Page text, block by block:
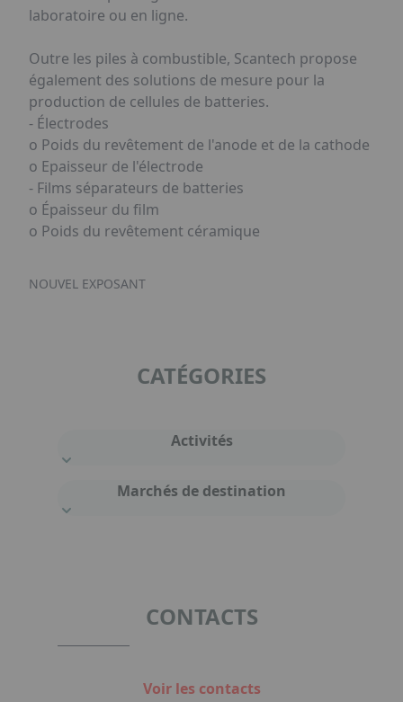
laboratoire ou en ligne.
Outre les piles à combustible, Scantech propose
également des solutions de mesure pour la
production de cellules de batteries.
- Électrodes
o Poids du revêtement de l'anode et de la cathode
o Epaisseur de l'électrode
- Films séparateurs de batteries
o Épaisseur du film
o Poids du revêtement céramique
NOUVEL EXPOSANT
CATÉGORIES
Activités
Marchés de destination
CONTACTS
Voir les contacts